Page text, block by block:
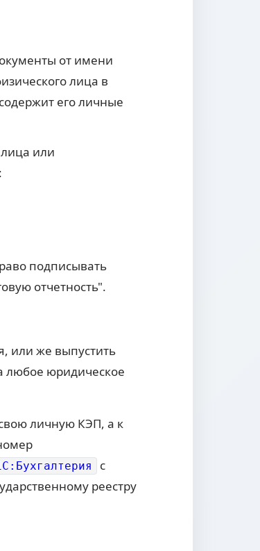
от имени
лица в
его личные
или
подписывать
отчетность".
или же выпустить
любое юридическое
личную КЭП, а к
с
реестру